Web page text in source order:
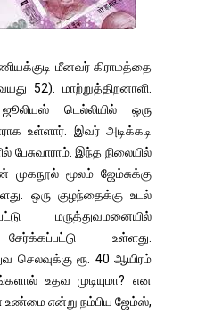
மீனவர் கிராமத்தை
52). மாற்றுத்திறனாளி.
டெல்லியில் ஒரு
உள்ளார். இவர் அடிக்கடி
பேசுவாராம். இந்த நிலையில்
முகநூல் மூலம் ஜேம்சுக்கு
ஒரு குழந்தைக்கு உடல்
மருத்துவமனையில்
உள்ளது.
செலவுக்கு ரூ. 40 ஆயிரம்
உதவ முடியுமா? என
என்று நம்பிய ஜேம்ஸ்,